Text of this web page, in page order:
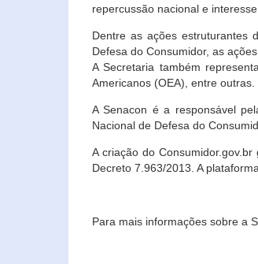
repercussão nacional e interesse
Dentre as ações estruturantes
Defesa do Consumidor, as
A Secretaria também
Americanos (OEA), entre outras.
A Senacon é a responsável
Nacional de Defesa do
A criação do
Decreto 7.963/2013. A
Para mais informações sobre a